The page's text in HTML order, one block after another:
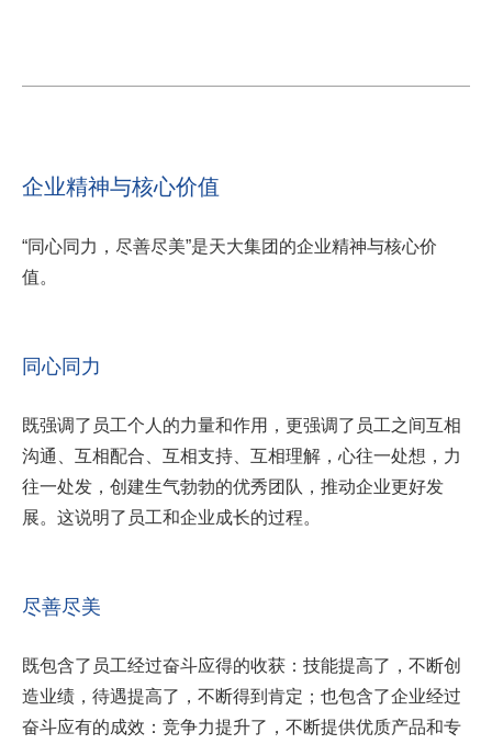
企业精神与核心价值
“同心同力，尽善尽美”是天大集团的企业精神与核心价
值。
同心同力
既强调了员工个人的力量和作用，更强调了员工之间互相
沟通、互相配合、互相支持、互相理解，心往一处想，力
往一处发，创建生气勃勃的优秀团队，推动企业更好发
展。这说明了员工和企业成长的过程。
尽善尽美
既包含了员工经过奋斗应得的收获：技能提高了，不断创
造业绩，待遇提高了，不断得到肯定；也包含了企业经过
奋斗应有的成效：竞争力提升了，不断提供优质产品和专